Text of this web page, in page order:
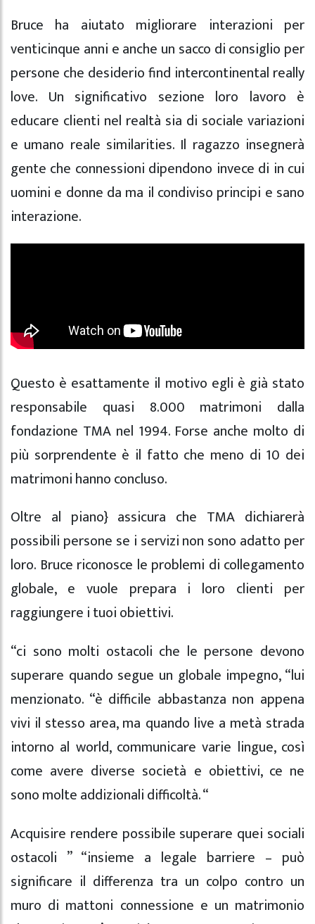
Bruce ha aiutato migliorare interazioni per
venticinque anni e anche un sacco di consiglio per
persone che desiderio find intercontinental really
love. Un significativo sezione loro lavoro è
educare clienti nel realtà sia di sociale variazioni
e umano reale similarities. Il ragazzo insegnerà
gente che connessioni dipendono invece di in cui
uomini e donne da ma il condiviso principi e sano
interazione.
Questo è esattamente il motivo egli è già stato
responsabile quasi 8.000 matrimoni dalla
fondazione TMA nel 1994. Forse anche molto di
più sorprendente è il fatto che meno di 10 dei
matrimoni hanno concluso.
Oltre al piano} assicura che TMA dichiarerà
possibili persone se i servizi non sono adatto per
loro. Bruce riconosce le problemi di collegamento
globale, e vuole prepara i loro clienti per
raggiungere i tuoi obiettivi.
“ci sono molti ostacoli che le persone devono
superare quando segue un globale impegno, “lui
menzionato. “è difficile abbastanza non appena
vivi il stesso area, ma quando live a metà strada
intorno al world, communicare varie lingue, così
come avere diverse società e obiettivi, ce ne
sono molte addizionali difficoltà. “
Acquisire rendere possibile superare quei sociali
ostacoli ” “insieme a legale barriere – può
significare il differenza tra un colpo contro un
muro di mattoni connessione e un matrimonio